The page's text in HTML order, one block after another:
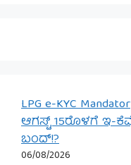
LPG e-KYC
ಆಗಸ್ಟ್ 15ರೊಳಗೆ ಇ-
ಬಂದ್!?
06/08/2026